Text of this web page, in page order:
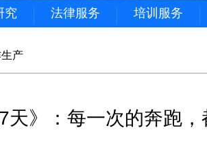
究 法律服务 培训服务
产
天》：每一次的奔跑